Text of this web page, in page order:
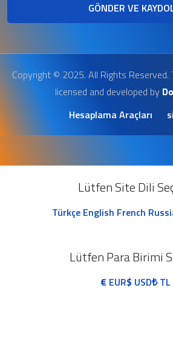
GÖNDER VE
Copyright © 2025. All Rights Reserved.
licensed and developed by
Hesaplama Araçları
Lütfen Site Dili
Türkçe English French
Lütfen Para Birimi
€ EUR$ USD₺TL